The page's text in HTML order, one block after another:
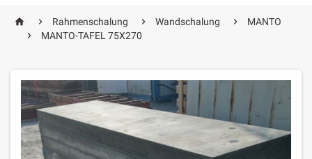
home  Rahmenschalung  Wandschalung 
MANTO

MANTO-TAFEL 75X270